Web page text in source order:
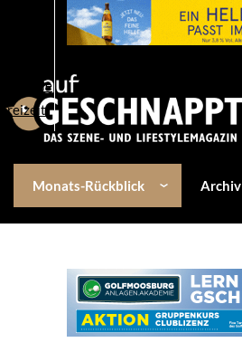
Lifestyle
Freizeit
Monats-Rückblick Archiv